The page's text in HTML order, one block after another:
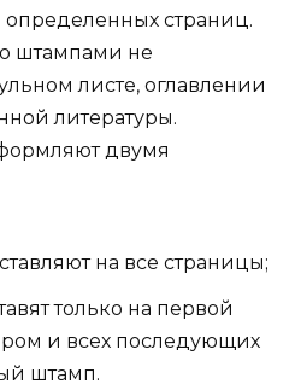
страниц.
штампами не
листе, оглавлении
литературы.
двумя
на все страницы;
только на первой
и всех последующих
штамп.